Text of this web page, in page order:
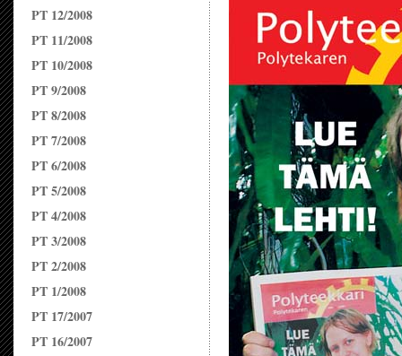
PT 12/2008
PT 11/2008
PT 10/2008
PT 9/2008
PT 8/2008
PT 7/2008
PT 6/2008
PT 5/2008
PT 4/2008
PT 3/2008
PT 2/2008
PT 1/2008
PT 17/2007
PT 16/2007